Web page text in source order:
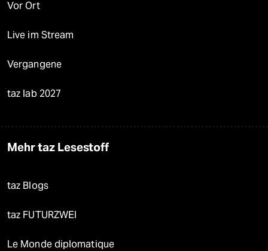
Vor Ort
Live im Stream
Vergangene
taz lab 2027
Mehr taz Lesestoff
taz Blogs
taz FUTURZWEI
Le Monde diplomatique